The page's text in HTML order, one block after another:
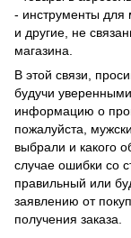
- инструменты
и другие, не
магазина.
В этой связи,
будучи
информацию о
пожалуйста,
выбрали и какого
случае ошибки со
правильный или
заявлению от
получения заказа.